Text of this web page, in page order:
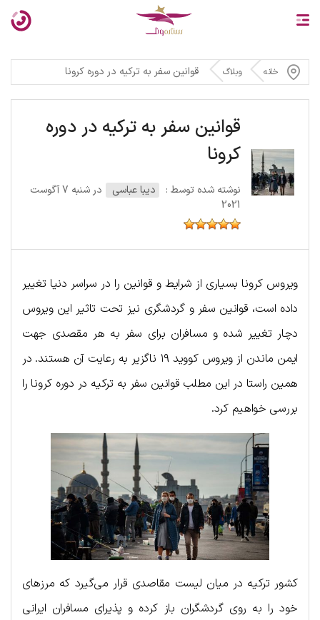
خانه وبلاگ قوانین سفر به ترکیه در دوره کرونا
قوانین سفر به ترکیه در دوره
کرونا
نوشته شده توسط : دیبا عباسی
در شنبه 7 آگوست
2021
ویروس کرونا بسیاری از شرایط و قوانین را در سراسر دنیا تغییر
داده است، قوانین سفر و گردشگری نیز تحت تاثیر این ویروس
دچار تغییر شده و مسافران برای سفر به هر مقصدی جهت
ایمن ماندن از ویروس کووید ۱۹ ناگزیر به رعایت آن هستند. در
همین راستا در این مطلب قوانین سفر به ترکیه در دوره کرونا را
بررسی خواهیم کرد.
کشور ترکیه در میان لیست مقاصدی قرار می‌گیرد که مرزهای
خود را به روی گردشگران باز کرده و پذیرای مسافران ایرانی